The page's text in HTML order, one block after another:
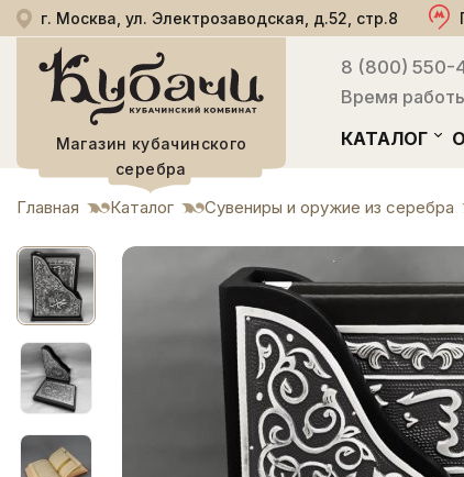
г. Москва, ул. Электрозаводская, д.52, стр.8
Магазин кубачинского
серебра
8 (800) 550-
Время
КАТАЛОГ
Главная Каталог Сувениры и оружие из серебра